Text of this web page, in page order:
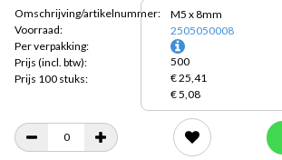
Omschrijving/artikelnummer:
Voorraad:
Per verpakking:
Prijs (incl. btw):
Prijs 100 stuks:
M5 x 8mm
2505050008
500
€ 25,41
€ 5,08